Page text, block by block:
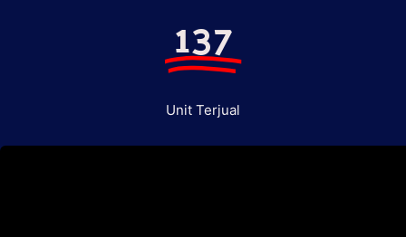
137
Unit Terjual